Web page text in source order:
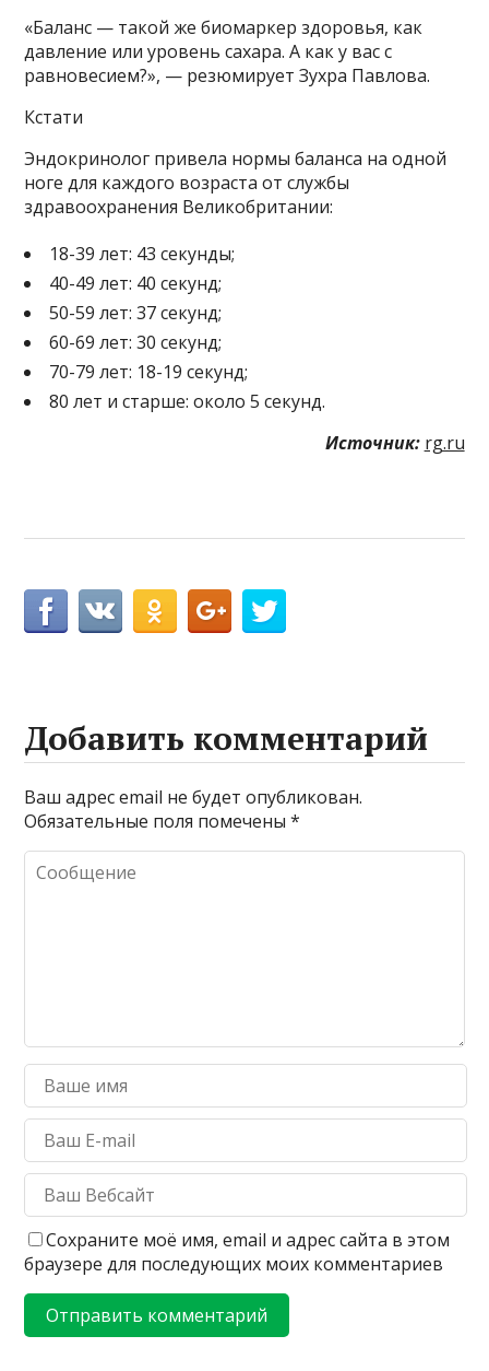
«Баланс — такой же биомаркер здоровья, как
давление или уровень сахара. А как у вас с
равновесием?», — резюмирует Зухра Павлова.
Кстати
Эндокринолог привела нормы баланса на одной
ноге для каждого возраста от службы
здравоохранения Великобритании:
18-39 лет: 43 секунды;
40-49 лет: 40 секунд;
50-59 лет: 37 секунд;
60-69 лет: 30 секунд;
70-79 лет: 18-19 секунд;
80 лет и старше: около 5 секунд.
Источник: rg.ru
Добавить комментарий
Ваш адрес email не будет опубликован.
Обязательные поля помечены*
Сохраните моё имя, email и адрес сайта в этом
браузере для последующих моих комментариев